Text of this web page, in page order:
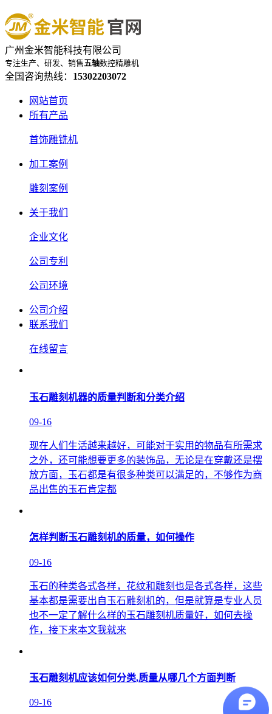
广州金米智能科技有限公司
专注生产、研发、销售五轴数控精雕机
全国咨询热线： 15302203072
网站首页
所有产品
首饰雕铣机
加工案例
雕刻案例
关于我们
企业文化
公司专利
公司环境
公司介绍
联系我们
在线留言
玉石雕刻机器的质量判断和分类介绍
09-16
现在人们生活越来越好，可能对于实用的物品有所需求
之外，还可能想要更多的装饰品，无论是在穿戴还是摆
放方面，玉石都是有很多种类可以满足的，不够作为商
品出售的玉石肯定都
怎样判断玉石雕刻机的质量，如何操作
09-16
玉石的种类各式各样，花纹和雕刻也是各式各样，这些
基本都是需要出自玉石雕刻机的，但是就算是专业人员
也不一定了解什么样的玉石雕刻机质量好，如何去操
作，接下来本文我就来
玉石雕刻机应该如何分类,质量从哪几个方面判断
09-16